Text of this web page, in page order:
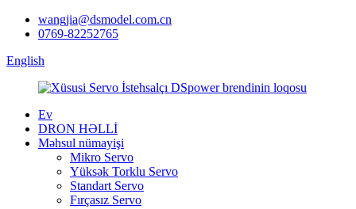
wangjia@dsmodel.com.cn
0769-82252765
English
Ev
DRON HƏLLİ
Məhsul nümayişi
Mikro Servo
Yüksək Torklu Servo
Standart Servo
Fırçasız Servo